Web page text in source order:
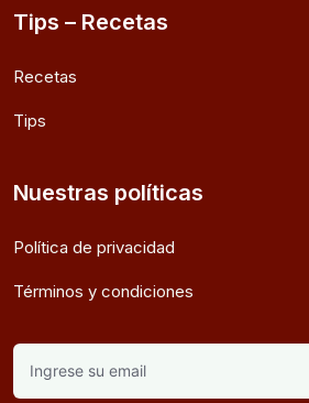
Tips – Recetas
Recetas
Tips
Nuestras políticas
Política de privacidad
Términos y condiciones